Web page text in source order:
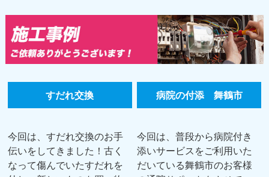
すだれ交換
今回は、すだれ交換のお手
伝いをしてきました！古く
なって傷んでいたすだれを
病院の付添 舞鶴市
今回は、普段から病院付き
添いサービスをご利用いた
だいている舞鶴市のお客様